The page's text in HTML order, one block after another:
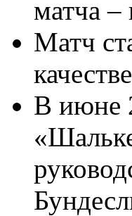
матча –
Матч
В июне